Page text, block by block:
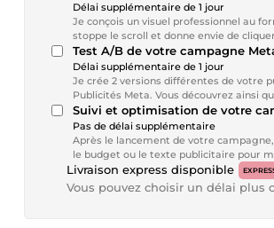
Délai supplémentaire de 1 jour
Je conçois un visuel professionnel au
stoppe le scroll et donne envie de
Test A/B de votre campagne
Délai supplémentaire de 1 jour
Je crée 2 versions différentes de votre
Publicités Meta. Vous découvrez ainsi
Suivi et optimisation de votre
Pas de délai supplémentaire
Après le lancement de votre
le budget ou le texte publicitaire pour
Livraison express disponible
Vous pouvez choisir un délai plus